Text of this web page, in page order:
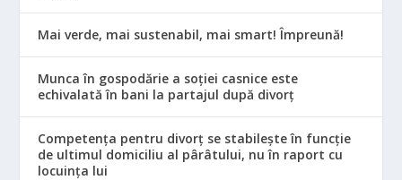
Mai verde, mai sustenabil, mai smart! Împreună!
Munca în gospodărie a soției casnice este
echivalată în bani la partajul după divorț
Competența pentru divorț se stabilește în funcție
de ultimul domiciliu al pârâtului, nu în raport cu
locuinţa lui